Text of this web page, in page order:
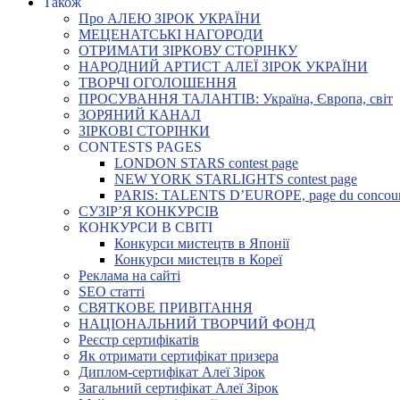
Про АЛЕЮ ЗІРОК УКРАЇНИ
МЕЦЕНАТСЬКІ НАГОРОДИ
ОТРИМАТИ ЗІРКОВУ СТОРІНКУ
НАРОДНИЙ АРТИСТ АЛЕЇ ЗІРОК УКРАЇНИ
ТВОРЧІ ОГОЛОШЕННЯ
ПРОСУВАННЯ ТАЛАНТІВ: Україна, Європа, світ
ЗОРЯНИЙ КАНАЛ
ЗІРКОВІ СТОРІНКИ
CONTESTS PAGES
LONDON STARS contest page
NEW YORK STARLIGHTS contest page
PARIS: TALENTS D’EUROPE, page du
СУЗІР’Я КОНКУРСІВ
КОНКУРСИ В СВІТІ
Конкурси мистецтв в Японії
Конкурси мистецтв в Кореї
Реклама на сайті
SEO статті
СВЯТКОВЕ ПРИВІТАННЯ
НАЦІОНАЛЬНИЙ ТВОРЧИЙ ФОНД
Реєстр сертифікатів
Як отримати сертифікат призера
Диплом-сертифікат Алеї Зірок
Загальний сертифікат Алеї Зірок